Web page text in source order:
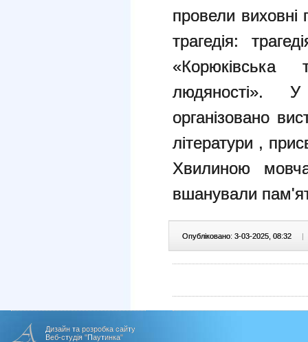
провели виховні
трагедія:
людяності».
організовано
літератури ,
Хвилиною
вшанували
Опубліковано: 3-03-2025, 08:32 |
Дизайн та розробка сайту
Веб-студія "Паутинка"